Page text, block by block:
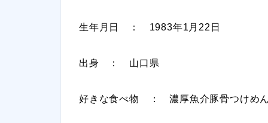
生年月日 ： 1983年1月22日
出身 ： 山口県
好きな食べ物 ： 濃厚魚介豚骨つけめ